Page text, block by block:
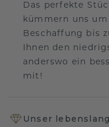
Das perfekte
kümmern uns
Beschaffung bis
Ihnen den
anderswo ein
mit!
Unser